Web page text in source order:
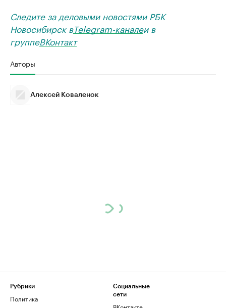
Следите за деловыми новостями РБК
Новосибирск вTelegram-каналеи в
группеВКонтакт
Авторы
Алексей Коваленок
Рубрики
Политика
Социальные
сети